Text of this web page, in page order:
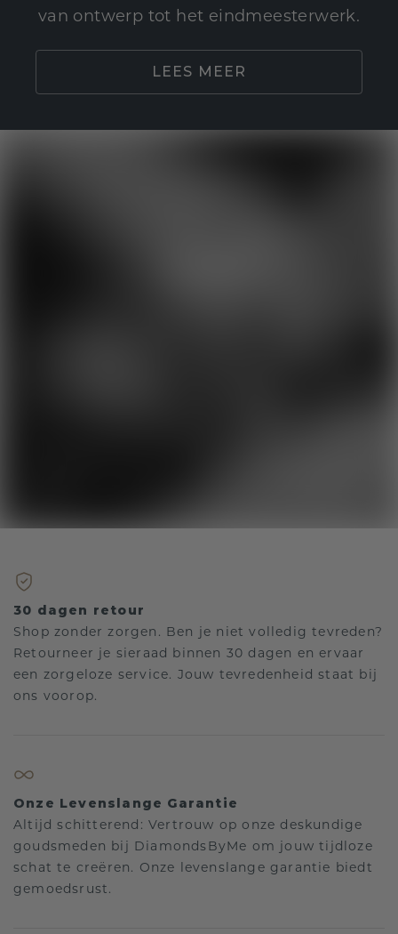
van ontwerp tot het eindmeesterwerk.
LEES MEER
30 dagen retour
Shop zonder zorgen. Ben je niet volledig tevreden?
Retourneer je sieraad binnen 30 dagen en ervaar
een zorgeloze service. Jouw tevredenheid staat bij
ons voorop.
Onze Levenslange Garantie
Altijd schitterend: Vertrouw op onze deskundige
goudsmeden bij DiamondsByMe om jouw tijdloze
schat te creëren. Onze levenslange garantie biedt
gemoedsrust.